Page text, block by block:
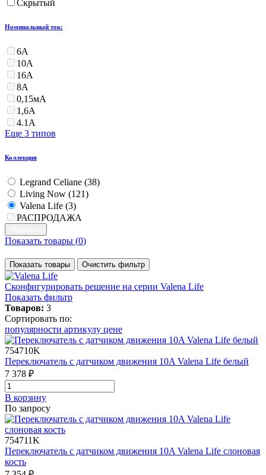
Скрытый
Номинальный ток:
6А
10А
16А
8А
0,15мА
1,6А
4.1А
Еще 3 типов
Коллекция
Legrand Celiane (38)
Living Now (121)
Valena Life (3)
РАСПРОДАЖА
Показать товары (0)
Показать товары Очистить фильтр
Сконфигурировать решение на серии Valena Life
Показать фильтр
Товаров: 3
Сортировать по:
популярности артикулу цене
754710K
Переключатель с датчиком движения 10A Valena Life белый
7 378 ₽
В корзинy
По запросу
754711K
Переключатель с датчиком движения 10A Valena Life слоновая
кость